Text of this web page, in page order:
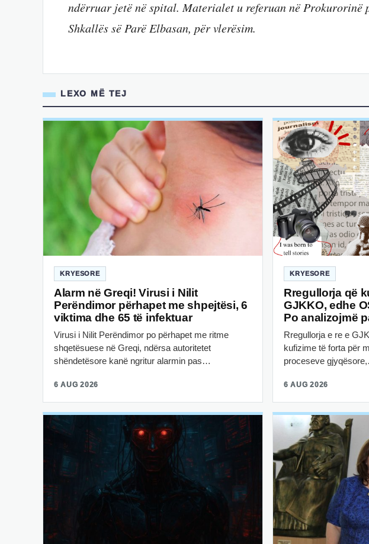
ndërruar jetë në spital. Materialet u referuan në Prokurorinë
Shkallës së Parë Elbasan, për vlerësim.
LEXO MË TEJ
KRYESORE
Alarm në Greqi! Virusi i Nilit
Perëndimor përhapet me shpejtësi, 6
viktima dhe 65 të infektuar
Virusi i Nilit Perëndimor po përhapet me ritme
shqetësuese në Greqi, ndërsa autoritetet
shëndetësore kanë ngritur alarmin pas…
6 AUG 2026
KRYESORE
Rregullorja që
GJKKO, edhe
Po analizojmë
Rregullorja e re e
kufizime të forta për
proceseve
6 AUG 2026